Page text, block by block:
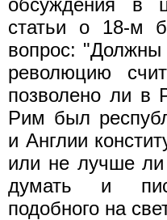
обсуждения в
статьи о 18-м
вопрос:
революцию
позволено ли в
Рим был
и Англии
или не лучше ли
думать и
подобного на